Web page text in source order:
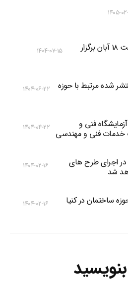
۰۲-۲۹
مراسم بزرگداشت روز ملی کیفیت ۱۸ آبان برگزار
۱۴۰۴-۰۷-۱۵
شده مرتبط با حوزه
۱۴۰۴-۰۶-۲۲
فنی و
خدمات فنی و مهندسی
۱۴۰۴-۰۴-۲۲
در اجرای طرح های
شد
۱۴۰۴-۰۲-۱۶
ساختمان در کنیا
۱۴۰۴-۰۲-۱۶